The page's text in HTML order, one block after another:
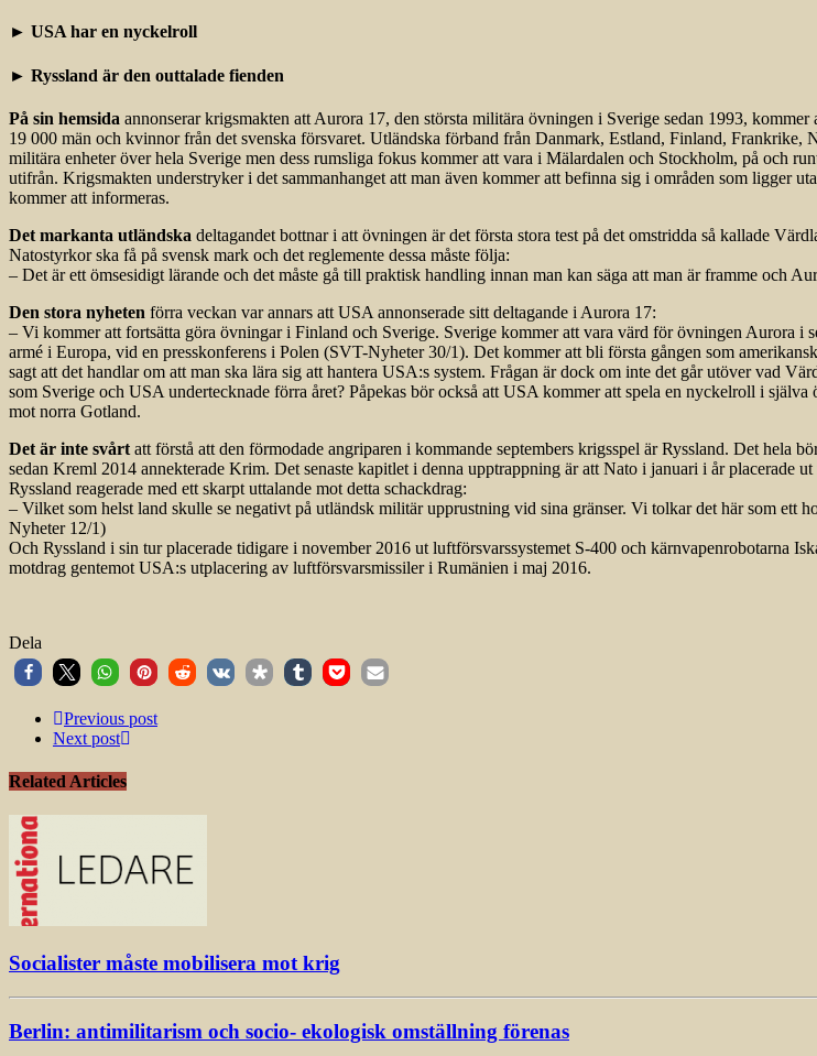
► USA har en nyckelroll
► Ryssland är den outtalade fienden
På sin hemsida annonserar krigsmakten att Aurora 17, den största militära övningen i Sverige sedan 1993,
19 000 män och kvinnor från det svenska försvaret. Utländska förband från Danmark, Estland, Finland,
militära enheter över hela Sverige men dess rumsliga fokus kommer att vara i Mälardalen och Stockholm, på och
utifrån. Krigsmakten understryker i det sammanhanget att man även kommer att befinna sig i områden som ligger
kommer att informeras.
Det markanta utländska deltagandet bottnar i att övningen är det första stora test på det omstridda så kallade
Natostyrkor ska få på svensk mark och det reglemente dessa måste följa:
– Det är ett ömsesidigt lärande och det måste gå till praktisk handling innan man kan säga att man är framme och
Den stora nyheten förra veckan var annars att USA annonserade sitt deltagande i Aurora 17:
– Vi kommer att fortsätta göra övningar i Finland och Sverige. Sverige kommer att vara värd för övningen Aurora
armé i Europa, vid en presskonferens i Polen (SVT-Nyheter 30/1). Det kommer att bli första gången som
sagt att det handlar om att man ska lära sig att hantera USA:s system. Frågan är dock om inte det går utöver vad
som Sverige och USA undertecknade förra året? Påpekas bör också att USA kommer att spela en nyckelroll i
mot norra Gotland.
Det är inte svårt att förstå att den förmodade angriparen i kommande septembers krigsspel är Ryssland. Det hela
sedan Kreml 2014 annekterade Krim. Det senaste kapitlet i denna upptrappning är att Nato i januari i år placerade
Ryssland reagerade med ett skarpt uttalande mot detta schackdrag:
– Vilket som helst land skulle se negativt på utländsk militär upprustning vid sina gränser. Vi tolkar det här som ett
Nyheter 12/1)
Och Ryssland i sin tur placerade tidigare i november 2016 ut luftförsvarssystemet S-400 och kärnvapenrobotarna
motdrag gentemot USA:s utplacering av luftförsvarsmissiler i Rumänien i maj 2016.
Dela
Previous post
Next post
Related Articles
Socialister måste mobilisera mot krig
Berlin: antimilitarism och socio- ekologisk omställning förenas